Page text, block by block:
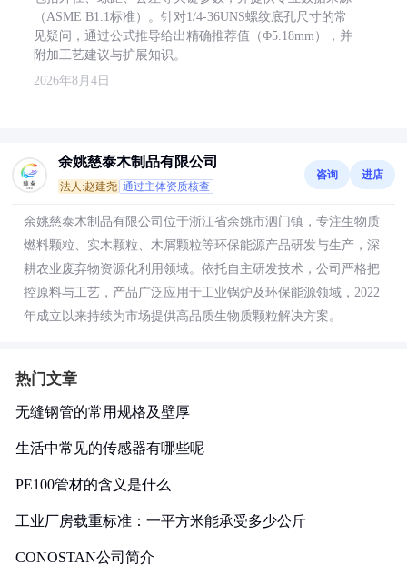
（ASME B1.1标准）。针对1/4-36UNS螺纹底孔尺寸的常
见疑问，通过公式推导给出精确推荐值（Φ5.18mm），并
附加工艺建议与扩展知识。
2026年8月4日
余姚慈泰木制品有限公司
法人:赵建尧 通过主体资质核查
咨询 进店
余姚慈泰木制品有限公司位于浙江省余姚市泗门镇，专注生物质
燃料颗粒、实木颗粒、木屑颗粒等环保能源产品研发与生产，深
耕农业废弃物资源化利用领域。依托自主研发技术，公司严格把
控原料与工艺，产品广泛应用于工业锅炉及环保能源领域，2022
年成立以来持续为市场提供高品质生物质颗粒解决方案。
热门文章
无缝钢管的常用规格及壁厚
生活中常见的传感器有哪些呢
PE100管材的含义是什么
工业厂房载重标准：一平方米能承受多少公斤
CONOSTAN公司简介